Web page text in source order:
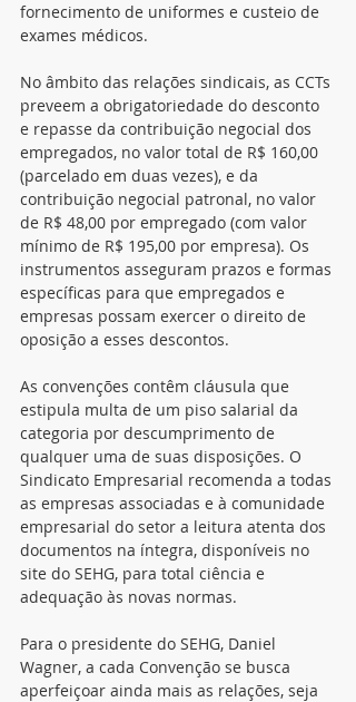
fornecimento de uniformes e custeio de
exames médicos.
No âmbito das relações sindicais, as CCTs
preveem a obrigatoriedade do desconto
e repasse da contribuição negocial dos
empregados, no valor total de R$ 160,00
(parcelado em duas vezes), e da
contribuição negocial patronal, no valor
de R$ 48,00 por empregado (com valor
mínimo de R$ 195,00 por empresa). Os
instrumentos asseguram prazos e formas
específicas para que empregados e
empresas possam exercer o direito de
oposição a esses descontos.
As convenções contêm cláusula que
estipula multa de um piso salarial da
categoria por descumprimento de
qualquer uma de suas disposições. O
Sindicato Empresarial recomenda a todas
as empresas associadas e à comunidade
empresarial do setor a leitura atenta dos
documentos na íntegra, disponíveis no
site do SEHG, para total ciência e
adequação às novas normas.
Para o presidente do SEHG, Daniel
Wagner, a cada Convenção se busca
aperfeiçoar ainda mais as relações, seja